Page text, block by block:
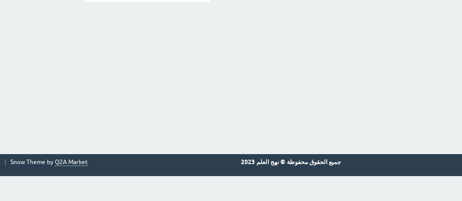
Snow Theme by Q2A Market جميع الحقوق محفوظة © نهج العلم 2023